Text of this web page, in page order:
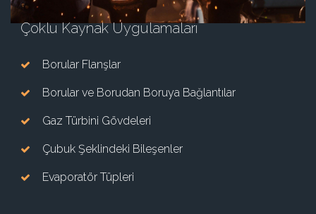
Çoklu Kaynak Uygulamaları
Borular Flanşlar
Borular ve Borudan Boruya Bağlantılar
Gaz Türbini Gövdeleri
Çubuk Şeklindeki Bileşenler
Evaporatör Tüpleri